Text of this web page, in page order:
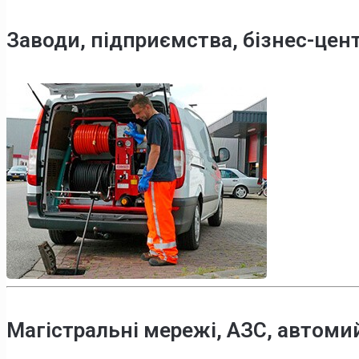
Заводи, підприємства, бізнес-
Магістральні мережі, АЗС,